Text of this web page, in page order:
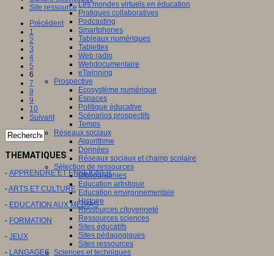
Les mondes virtuels en éducation
Pratiques collaboratives
Podcasting
Smartphones
Tableaux numériques
Tablettes
Web radio
Webdocumentaire
eTwinning
Prospective
Ecosystème numérique
Espaces
Politique éducative
Scénarios prospectifs
Temps
Réseaux sociaux
Algorithme
Données
Réseaux sociaux et champ scolaire
Sélection de ressources
Bibliographies
Education artistique
Education environnementale
Histoire
Ressources citoyenneté
Ressources sciences
Sites éducatifs
Sites pédagogiques
Sites ressources
Sciences et techniques
Site ressource
Précédent
1
2
3
4
5
6
7
8
9
10
Suivant
THEMATIQUES
- APPRENDRE ET ENSEIGNER
-ARTS ET CULTURE
- EDUCATION AUX MEDIAS
- FORMATION
- JEUX
- LANGAGES